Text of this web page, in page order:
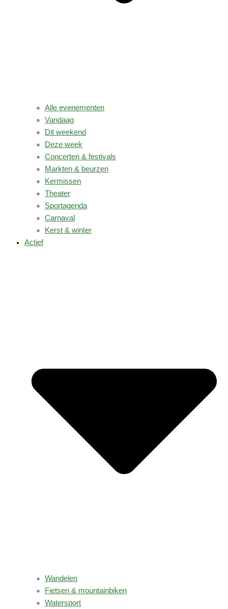
Alle evenementen
Vandaag
Dit weekend
Deze week
Concerten & festivals
Markten & beurzen
Kermissen
Theater
Sportagenda
Carnaval
Kerst & winter
Actief
Wandelen
Fietsen & mountainbiken
Watersport